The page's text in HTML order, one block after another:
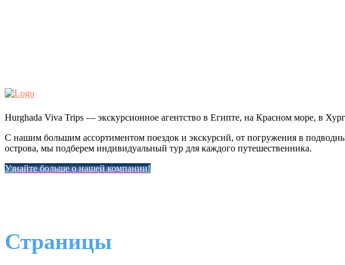
Hurghada Viva Trips — экскурсионное агентство в Египте, на Красном море, в
С нашим большим ассортиментом поездок и экскурсий, от погружения в
острова, мы подберем индивидуальный тур для каждого путешественника.
Узнайте больше о нашей компании!
Страницы